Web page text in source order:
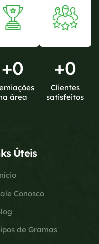
+0
área
+0
Clientes
satisfeitos
Úteis
Conosco
de Gramas